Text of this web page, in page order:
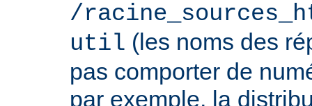
/
util (les noms des
pas comporter de
par exemple, la